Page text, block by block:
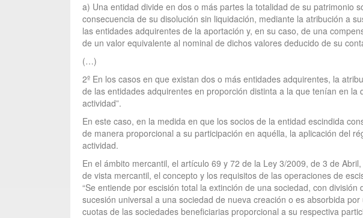
a) Una entidad divide en dos o más partes la totalidad de su patrimonio
consecuencia de su disolución sin liquidación, mediante la atribución a
las entidades adquirentes de la aportación y, en su caso, de una
de un valor equivalente al nominal de dichos valores deducido de su
(…)
2º En los casos en que existan dos o más entidades adquirentes, la
de las entidades adquirentes en proporción distinta a la que tenían en
actividad”.
En este caso, en la medida en que los socios de la entidad escindida
de manera proporcional a su participación en aquélla, la aplicación del
actividad.
En el ámbito mercantil, el artículo 69 y 72 de la Ley 3/2009, de 3 de
de vista mercantil, el concepto y los requisitos de las operaciones de
“Se entiende por escisión total la extinción de una sociedad, con
sucesión universal a una sociedad de nueva creación o es absorbida
cuotas de las sociedades beneficiarias proporcional a su respectiva